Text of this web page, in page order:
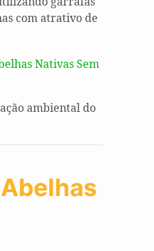
com atrativo de
Nativas Sem
ambiental do